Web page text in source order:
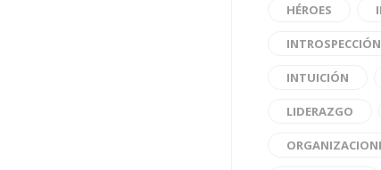
HÉROES
INTROSPECCIÓN
INTUICIÓN
LIDERAZGO